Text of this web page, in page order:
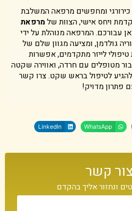
ומחפשים מרפאה המשלבת
ויחס אישי, הצוות שלמרפאת
עבורכם. המרפאה מנוהלת על ידי
גולדמן, ומציעה מגוון שלם של
טיפולי לייזר מתקדמים, אפשרות
מטופלים עם חרדה, ואווירה שקטה
לטיפול בראש שקט. צרו קשר
פתרון מדויק!
WhatsApp
LinkedIn
קשר
ונחזור אליך בהקדם